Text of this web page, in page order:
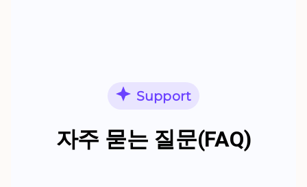
Support
자주 묻는 질문(FAQ)